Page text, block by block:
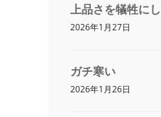
上品さを犠牲に
2026年1月27日
ガチ寒い
2026年1月26日